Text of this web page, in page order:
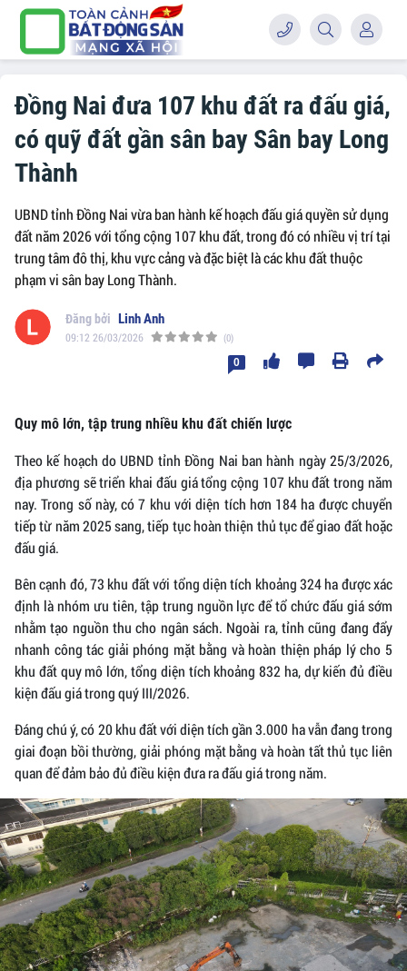
Đồng Nai đưa 107 khu đất ra đấu giá,
có quỹ đất gần sân bay Sân bay Long
Thành
UBND tỉnh Đồng Nai vừa ban hành kế hoạch đấu giá quyền sử dụng
đất năm 2026 với tổng cộng 107 khu đất, trong đó có nhiều vị trí tại
trung tâm đô thị, khu vực cảng và đặc biệt là các khu đất thuộc
phạm vi sân bay Long Thành.
Linh Anh
09:12 26/03/2026 (0)
0
Quy mô lớn, tập trung nhiều khu đất chiến lược
Theo kế hoạch do UBND tỉnh Đồng Nai ban hành ngày 25/3/2026,
địa phương sẽ triển khai đấu giá tổng cộng 107 khu đất trong năm
nay. Trong số này, có 7 khu với diện tích hơn 184 ha được chuyển
tiếp từ năm 2025 sang, tiếp tục hoàn thiện thủ tục để giao đất hoặc
đấu giá.
Bên cạnh đó, 73 khu đất với tổng diện tích khoảng 324 ha được xác
định là nhóm ưu tiên, tập trung nguồn lực để tổ chức đấu giá sớm
nhằm tạo nguồn thu cho ngân sách. Ngoài ra, tỉnh cũng đang đẩy
nhanh công tác giải phóng mặt bằng và hoàn thiện pháp lý cho 5
khu đất quy mô lớn, tổng diện tích khoảng 832 ha, dự kiến đủ điều
kiện đấu giá trong quý III/2026.
Đáng chú ý, có 20 khu đất với diện tích gần 3.000 ha vẫn đang trong
giai đoạn bồi thường, giải phóng mặt bằng và hoàn tất thủ tục liên
quan để đảm bảo đủ điều kiện đưa ra đấu giá trong năm.